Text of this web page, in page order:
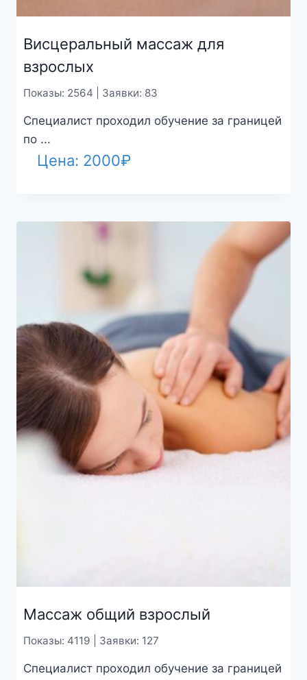
Висцеральный массаж для
взрослых
Показы: 2564 | Заявки: 83
Специалист проходил обучение за границей
по ...
Цена: 2000₽
Массаж общий взрослый
Показы: 4119 | Заявки: 127
Специалист проходил обучение за границей